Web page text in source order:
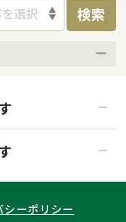
査
評価(相続不動
の相続
アンケート
選択 検索
祝の相談可能
県
割
シーポリシー